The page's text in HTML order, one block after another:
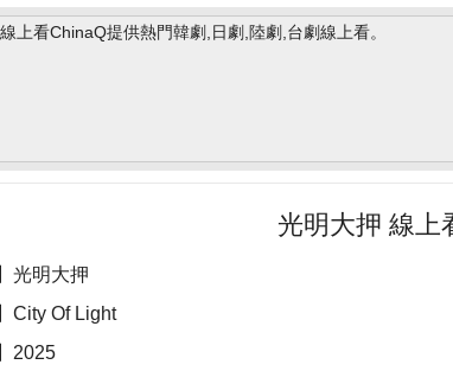
上看ChinaQ提供熱門韓劇,日劇,陸劇,台劇線上看。
光明大押 線上
光明大押
City Of Light
2025